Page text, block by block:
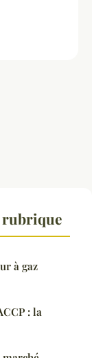
rubrique
à gaz
: la